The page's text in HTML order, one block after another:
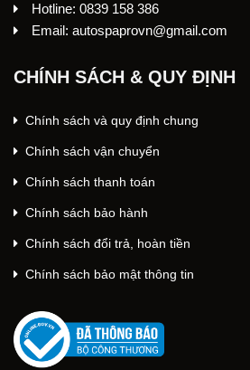
Hotline: 0839 158 386
Email: autospaprovn@gmail.com
CHÍNH SÁCH & QUY ĐỊNH
Chính sách và quy định chung
Chính sách vận chuyển
Chính sách thanh toán
Chính sách bảo hành
Chính sách đổi trả, hoàn tiền
Chính sách bảo mật thông tin